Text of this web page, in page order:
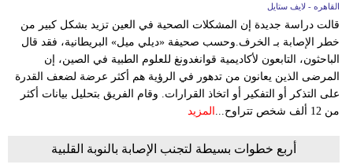
القاهره - لايف ستايل
قالت دراسة جديدة إن المشكلات الصحية في العين تزيد بشكل كبير من
خطر الإصابة بـ الخرف.وحسب صحيفة «ديلي ميل» البريطانية، فقد قال
الباحثون، التابعون لأكاديمية قوانغدونغ للعلوم الطبية في الصين، إن
المرضى الذين يعانون من تدهور في الرؤية هم أكثر عرضة لضعف القدرة
على التذكر أو التفكير أو اتخاذ القرارات. وقام الفريق بتحليل بيانات أكثر
من 12 ألف شخص تتراوح...
المزيد
أربع خطوات بسيطة لتجنب الإصابة بالنوبة القلبية